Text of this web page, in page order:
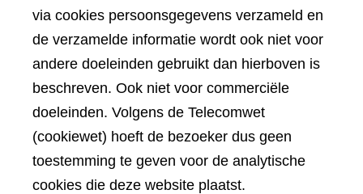
via cookies persoonsgegevens verzameld en
de verzamelde informatie wordt ook niet voor
andere doeleinden gebruikt dan hierboven is
beschreven. Ook niet voor commerciële
doeleinden. Volgens de Telecomwet
(cookiewet) hoeft de bezoeker dus geen
toestemming te geven voor de analytische
cookies die deze website plaatst.